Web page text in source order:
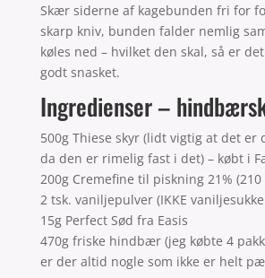
Skær siderne af kagebunden fri for
skarp kniv, bunden falder nemlig
køles ned – hvilket den skal, så er
godt snasket.
Ingredienser –
500g Thiese skyr (lidt vigtig at det er
da den er rimelig fast i det) – købt i
200g Cremefine til piskning 21%
2 tsk. vaniljepulver (IKKE
15g Perfect Sød fra Easis
470g friske hindbær (jeg købte 4
er der altid nogle som ikke er helt